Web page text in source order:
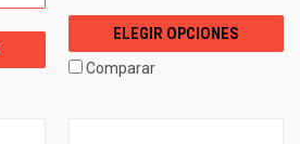
ELEGIR OPCIONES
Comparar